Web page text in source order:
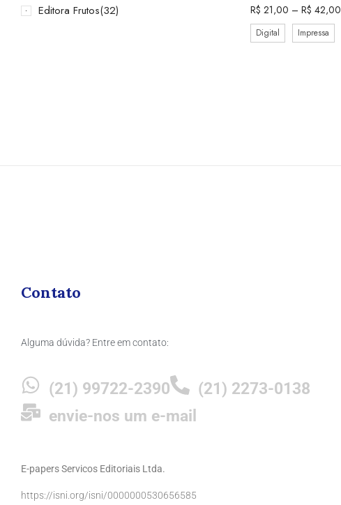
Editora Frutos(32)
R$ 21,00 – R$ 42,00
Digital Impressa
Contato
Alguma dúvida? Entre em contato:
(21) 99722-2390
(21) 2273-0138
envie-nos um e-mail
E-papers Servicos Editoriais Ltda.
https://isni.org/isni/0000000530656585